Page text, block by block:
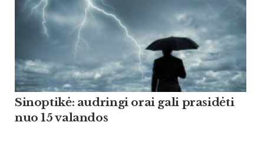
Sinoptikė: audringi orai gali prasidėti
nuo 15 valandos